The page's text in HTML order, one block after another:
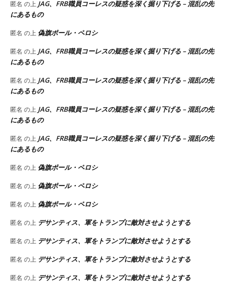
匿名 の上 JAG、FRB職員コーレスの疑惑を深く掘り下げる – 混乱の先
にあるもの
匿名 の上 偽旗ポール・ペロシ
匿名 の上 JAG、FRB職員コーレスの疑惑を深く掘り下げる – 混乱の先
にあるもの
匿名 の上 JAG、FRB職員コーレスの疑惑を深く掘り下げる – 混乱の先
にあるもの
匿名 の上 JAG、FRB職員コーレスの疑惑を深く掘り下げる – 混乱の先
にあるもの
匿名 の上 JAG、FRB職員コーレスの疑惑を深く掘り下げる – 混乱の先
にあるもの
匿名 の上 偽旗ポール・ペロシ
匿名 の上 偽旗ポール・ペロシ
匿名 の上 偽旗ポール・ペロシ
匿名 の上 デサンティス、軍をトランプに敵対させようとする
匿名 の上 デサンティス、軍をトランプに敵対させようとする
匿名 の上 デサンティス、軍をトランプに敵対させようとする
匿名 の上 デサンティス、軍をトランプに敵対させようとする